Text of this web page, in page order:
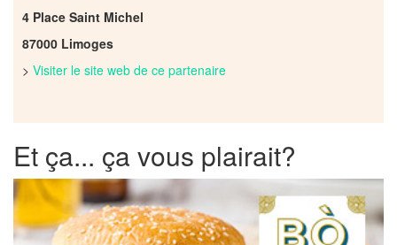
4 Place Saint Michel
87000 Limoges
> Visiter le site web de ce partenaire
Et ça... ça vous plairait?